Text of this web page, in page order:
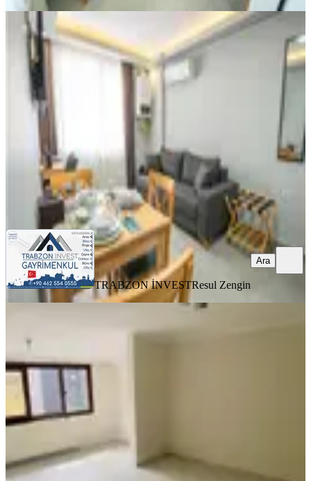
Trabzon Pelitli'de Kiralık Eşyalı 1+1
Daire (20 Haziran Çıkışlı)
Ortahisar, Pelitli Mahallesi
2. Kat
TRABZON İNVEST Resul Zengin
TRABZON İNVESTResul Zengin
Ara
Ortahisar, İnönü Mahallesi
2+1
23.000 ₺
REDSTONE ŞANA